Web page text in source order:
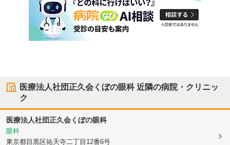
医療法人社団正久会くぼの眼科近隣の病院・クリニッ
ク
医療法人社団正久会くぼの眼科
眼科
東京都目黒区祐天寺二丁目12番6号